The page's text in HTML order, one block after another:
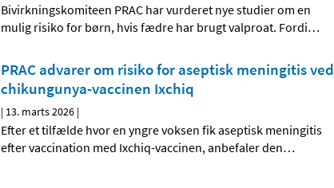
Bivirkningskomiteen PRAC har vurderet nye studier om en
mulig risiko for børn, hvis fædre har brugt valproat. Fordi…
PRAC advarer om risiko for aseptisk meningitis ved
chikungunya-vaccinen Ixchiq
| 13. marts 2026 |
Efter et tilfælde hvor en yngre voksen fik aseptisk meningitis
efter vaccination med Ixchiq-vaccinen, anbefaler den…